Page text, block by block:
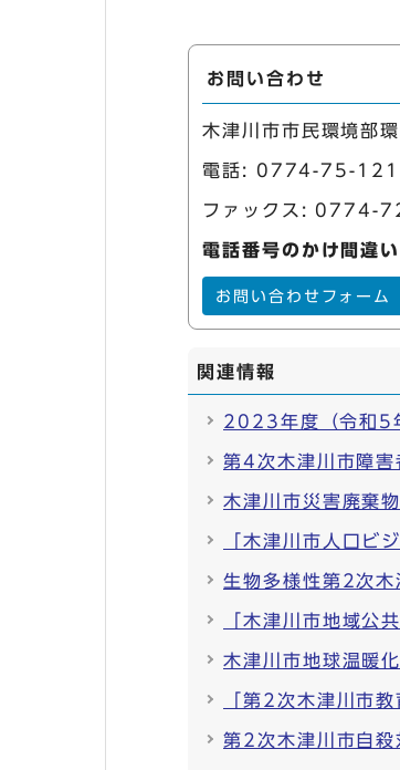
お問い合わせ
木津川市市民環境部
電話: 0774-75-
ファックス: 0774-
電話番号のかけ間違
お問い合わせフォーム
関連情報
2023年度（令和5
第4次木津川市障
木津川市災害廃棄
「木津川市人口ビ
生物多様性第2次木
「木津川市地域公
木津川市地球温暖
「第2次木津川市
第2次木津川市自殺